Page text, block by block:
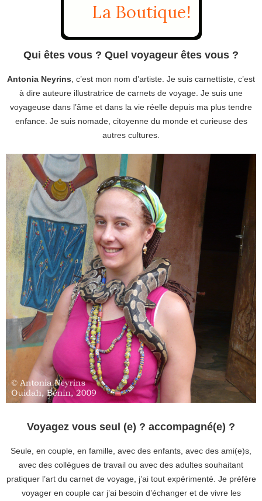
Qui êtes vous ? Quel voyageur êtes vous ?
Antonia Neyrins , c’est mon nom d’artiste. Je suis carnettiste, c’est
à dire auteure illustratrice de carnets de voyage. Je suis une
voyageuse dans l’âme et dans la vie réelle depuis ma plus tendre
enfance. Je suis nomade, citoyenne du monde et curieuse des
autres cultures.
Voyagez vous seul (e) ? accompagné(e) ?
Seule, en couple, en famille, avec des enfants, avec des ami(e)s,
avec des collègues de travail ou avec des adultes souhaitant
pratiquer l’art du carnet de voyage, j’ai tout expérimenté. Je préfère
voyager en couple car j’ai besoin d’échanger et de vivre les